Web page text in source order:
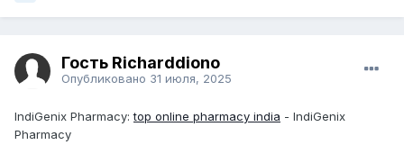
Гость Richarddiono
Опубликовано 31 июля, 2025
IndiGenix Pharmacy:top online pharmacy india - IndiGenix
Pharmacy